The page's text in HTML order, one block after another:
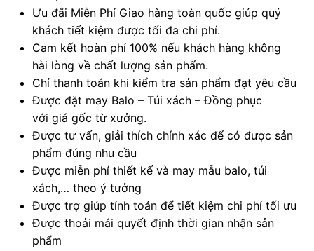
Ưu đãi Miễn Phí Giao hàng toàn quốc giúp quý
khách tiết kiệm được tối đa chi phí.
Cam kết hoàn phí 100% nếu khách hàng không
hài lòng về chất lượng sản phẩm.
Chỉ thanh toán khi kiểm tra sản phẩm đạt yêu cầu
Được đặt may Balo – Túi xách – Đồng phục
với giá gốc từ xưởng.
Được tư vấn, giải thích chính xác để có được sản
phẩm đúng nhu cầu
Được miễn phí thiết kế và may mẫu balo, túi
xách,… theo ý tưởng
Được trợ giúp tính toán để tiết kiệm chi phí tối ưu
Được thoải mái quyết định thời gian nhận sản
phẩm